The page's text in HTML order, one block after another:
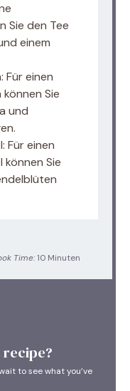
Sie den Tee
einem
Für einen
Sie
und
Für einen
können Sie
Time: 10 Minuten
recipe?
to see what you’ve